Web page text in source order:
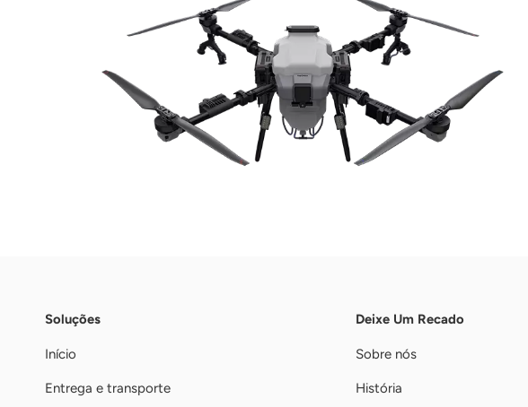
Soluções
Início
Entrega e transporte
Deixe Um Recado
Sobre nós
História